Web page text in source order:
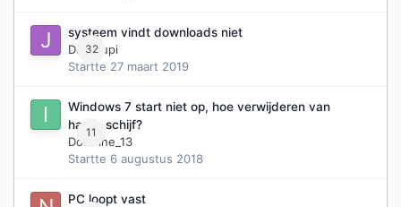
32
systeem vindt downloads niet
Door jupi
Startte 27 maart 2019
11
Windows 7 start niet op, hoe verwijderen van
harde schijf?
Door Ine_13
Startte 6 augustus 2018
PC loopt vast